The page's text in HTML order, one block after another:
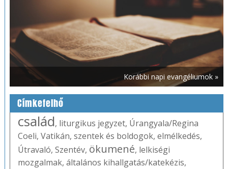
Korábbi napi evangéliumok »
Címkefelhő
család, liturgikus jegyzet, Úrangyala/Regina
Coeli, Vatikán, szentek és boldogok, elmélkedés,
Útravaló, Szentév, ökumené, lelkiségi
mozgalmak, általános kihallgatás/katekézis,